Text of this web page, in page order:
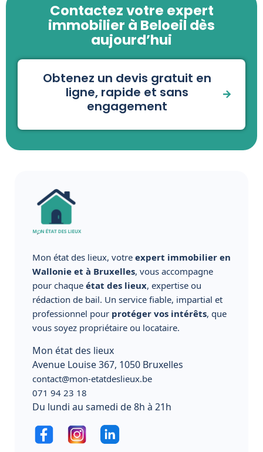
Contactez votre expert
immobilier à Beloeil dès
aujourd’hui
Obtenez un devis gratuit en
ligne, rapide et sans
engagement
Mon état des lieux, votre expert immobilier en
Wallonie et à Bruxelles, vous accompagne
pour chaque état des lieux, expertise ou
rédaction de bail. Un service fiable, impartial et
professionnel pour protéger vos intérêts, que
vous soyez propriétaire ou locataire.
Mon état des lieux
Avenue Louise 367, 1050 Bruxelles
contact@mon-etatdeslieux.be
071 94 23 18
Du lundi au samedi de 8h à 21h